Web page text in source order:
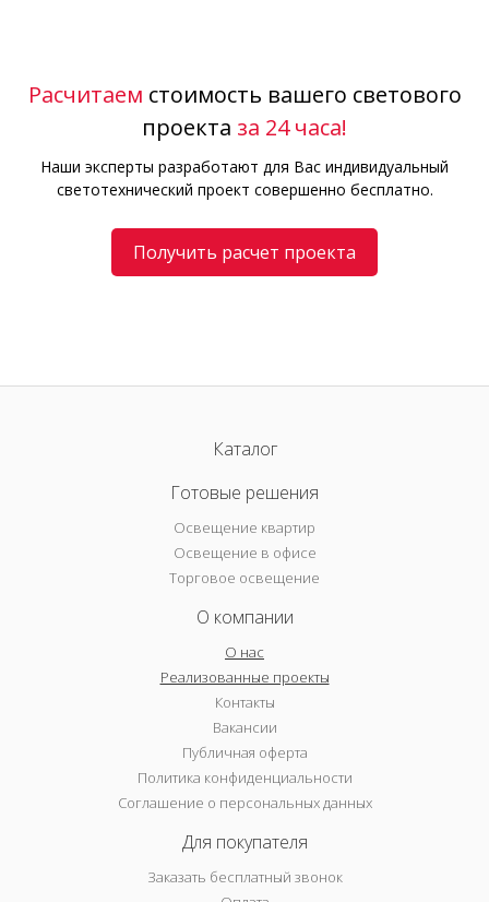
Расчитаем стоимость вашего светового
проекта за 24 часа!
Наши эксперты разработают для Вас индивидуальный
светотехнический проект совершенно бесплатно.
Получить расчет проекта
Каталог
Готовые решения
Освещение квартир
Освещение в офисе
Торговое освещение
О компании
О нас
Реализованные проекты
Контакты
Вакансии
Публичная оферта
Политика конфиденциальности
Соглашение о персональных данных
Для покупателя
Заказать бесплатный звонок